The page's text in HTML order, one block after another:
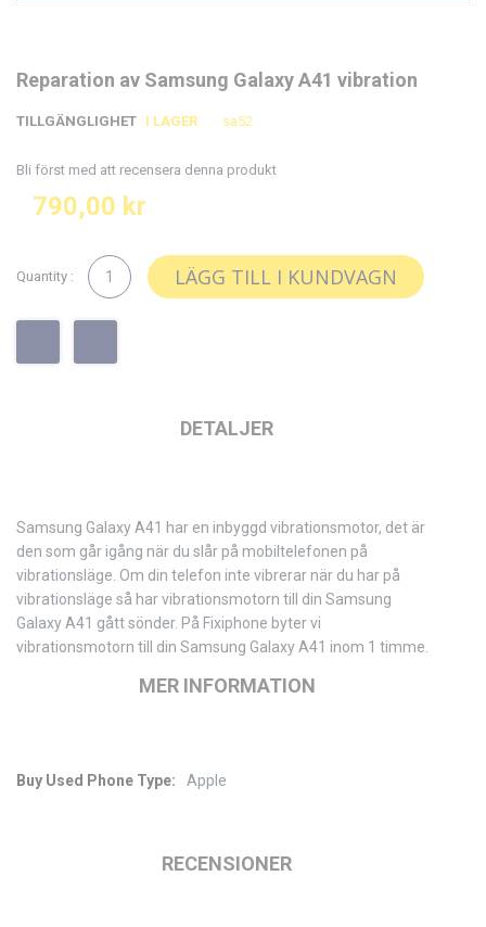
till
av
till
av
Reparation av Samsung Galaxy A41 vibration
TILLGÄNGLIGHET I LAGER sa52
Bli först med att recensera denna produkt
790,00 kr
Quantity : LÄGG TILL I KUNDVAGN
DETALJER
Samsung Galaxy A41 har en inbyggd vibrationsmotor, det är
den som går igång när du slår på mobiltelefonen på
vibrationsläge. Om din telefon inte vibrerar när du har på
vibrationsläge så har vibrationsmotorn till din Samsung
Galaxy A41 gått sönder. På Fixiphone byter vi
vibrationsmotorn till din Samsung Galaxy A41 inom 1 timme.
MER INFORMATION
Mer
Apple
RECENSIONER